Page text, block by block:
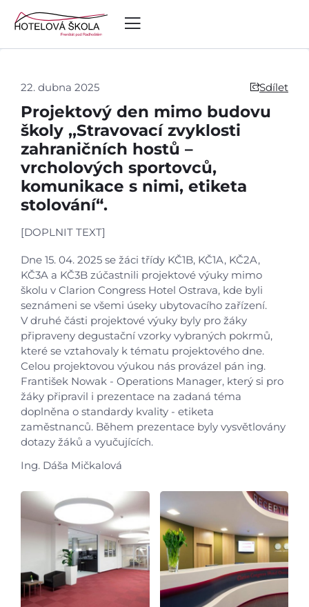
Úvod
Aktuálně
Škola
Studium
Projekty
Foto
Video a audio
Virtuální prohlídka
22. dubna 2025 Sdílet
Projektový den mimo budovu
školy ,,Stravovací zvyklosti
zahraničních hostů –
vrcholových sportovců,
komunikace s nimi, etiketa
stolování“.
[DOPLNIT TEXT]
Dne 15. 04. 2025 se žáci třídy KČ1B, KČ1A, KČ2A,
KČ3A a KČ3B zúčastnili projektové výuky mimo
školu v Clarion Congress Hotel Ostrava, kde byli
seznámeni se všemi úseky ubytovacího zařízení.
V druhé části projektové výuky byly pro žáky
připraveny degustační vzorky vybraných pokrmů,
které se vztahovaly k tématu projektového dne.
Celou projektovou výukou nás provázel pán ing.
František Nowak - Operations Manager, který si pro
žáky připravil i prezentace na zadaná téma
doplněna o standardy kvality - etiketa
zaměstnanců. Během prezentace byly vysvětlovány
dotazy žáků a vyučujících.
Ing. Dáša Mičkalová